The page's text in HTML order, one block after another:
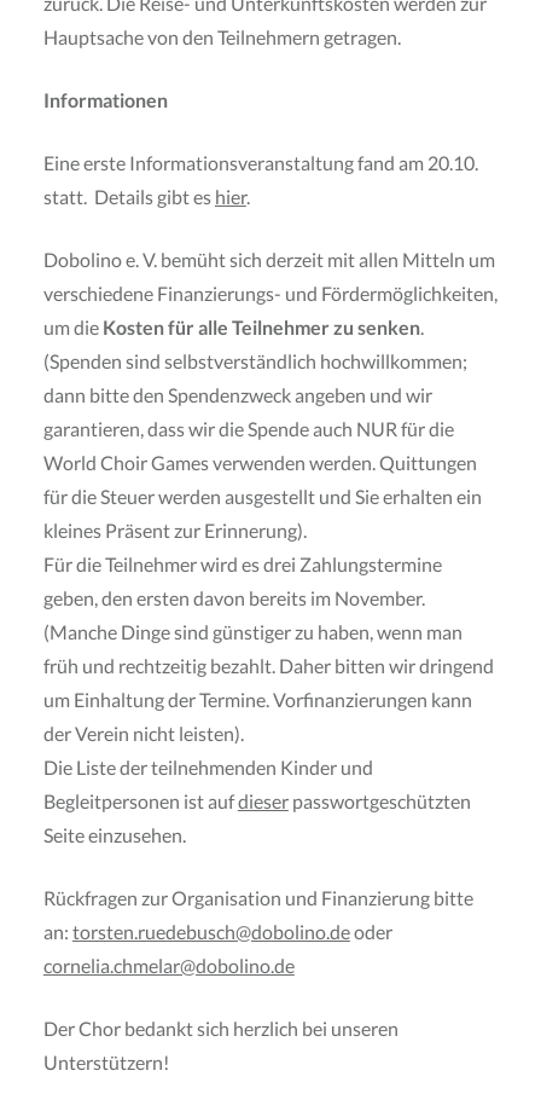
Hauptsache von den Teilnehmern getragen.
Informationen
Eine erste Informationsveranstaltung fand am 20.10.
statt. Details gibt es hier.
Dobolino e. V. bemüht sich derzeit mit allen Mitteln um
verschiedene Finanzierungs- und Fördermöglichkeiten,
um die Kosten für alle Teilnehmer zu senken.
(Spenden sind selbstverständlich hochwillkommen;
dann bitte den Spendenzweck angeben und wir
garantieren, dass wir die Spende auch NUR für die
World Choir Games verwenden werden. Quittungen
für die Steuer werden ausgestellt und Sie erhalten ein
kleines Präsent zur Erinnerung).
Für die Teilnehmer wird es drei Zahlungstermine
geben, den ersten davon bereits im November.
(Manche Dinge sind günstiger zu haben, wenn man
früh und rechtzeitig bezahlt. Daher bitten wir dringend
um Einhaltung der Termine. Vorfinanzierungen kann
der Verein nicht leisten).
Die Liste der teilnehmenden Kinder und
Begleitpersonen ist aufdieserpasswortgeschützten
Seite einzusehen.
Rückfragen zur Organisation und Finanzierung bitte
an: torsten.ruedebusch@dobolino.deoder
cornelia.chmelar@dobolino.de
Der Chor bedankt sich herzlich bei unseren
Unterstützern!